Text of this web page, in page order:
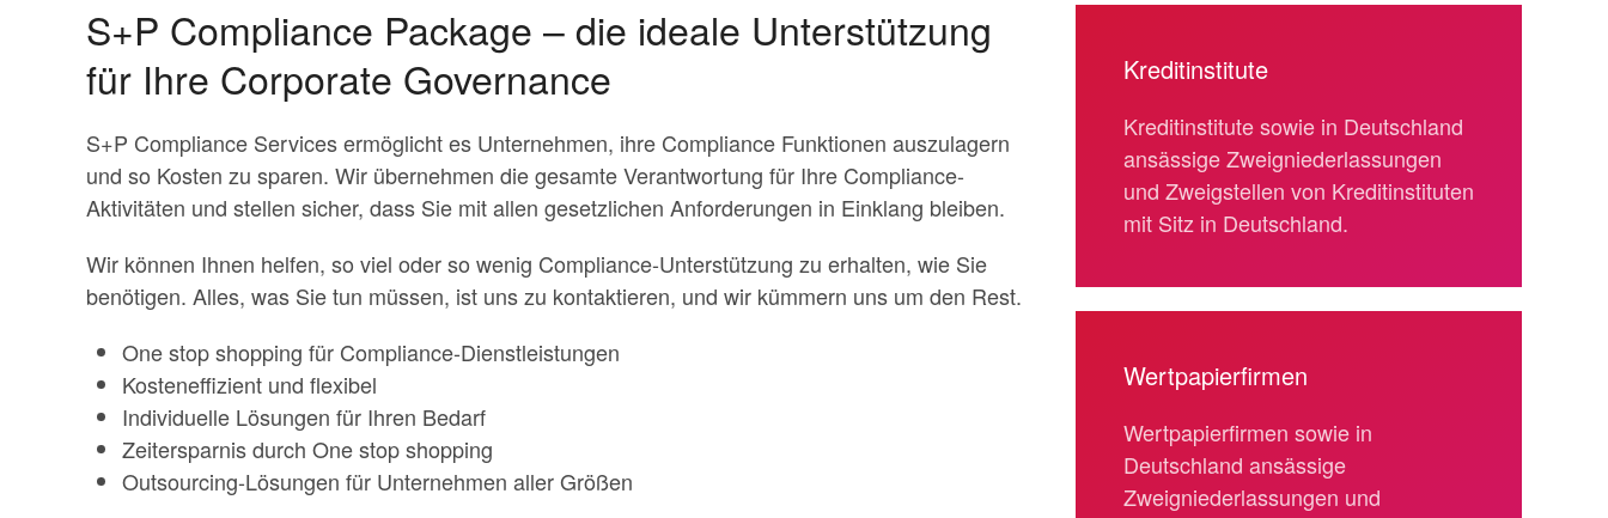
S+P Compliance Package – die ideale Unterstützung
für Ihre Corporate Governance
S+P Compliance Services ermöglicht es Unternehmen, ihre Compliance Funktionen auszulagern
und so Kosten zu sparen. Wir übernehmen die gesamte Verantwortung für Ihre Compliance-
Aktivitäten und stellen sicher, dass Sie mit allen gesetzlichen Anforderungen in Einklang bleiben.
Wir können Ihnen helfen, so viel oder so wenig Compliance-Unterstützung zu erhalten, wie Sie
benötigen. Alles, was Sie tun müssen, ist uns zu kontaktieren, und wir kümmern uns um den Rest.
One stop shopping für Compliance-Dienstleistungen
Kosteneffizient und flexibel
Individuelle Lösungen für Ihren Bedarf
Zeitersparnis durch One stop shopping
Outsourcing-Lösungen für Unternehmen aller Größen
Kreditinstitute
Kreditinstitute sowie in Deutschland
ansässige Zweigniederlassungen
und Zweigstellen von Kreditinstituten
mit Sitz in Deutschland.
Wertpapierfirmen
Wertpapierfirmen sowie in
Deutschland ansässige
Zweigniederlassungen und